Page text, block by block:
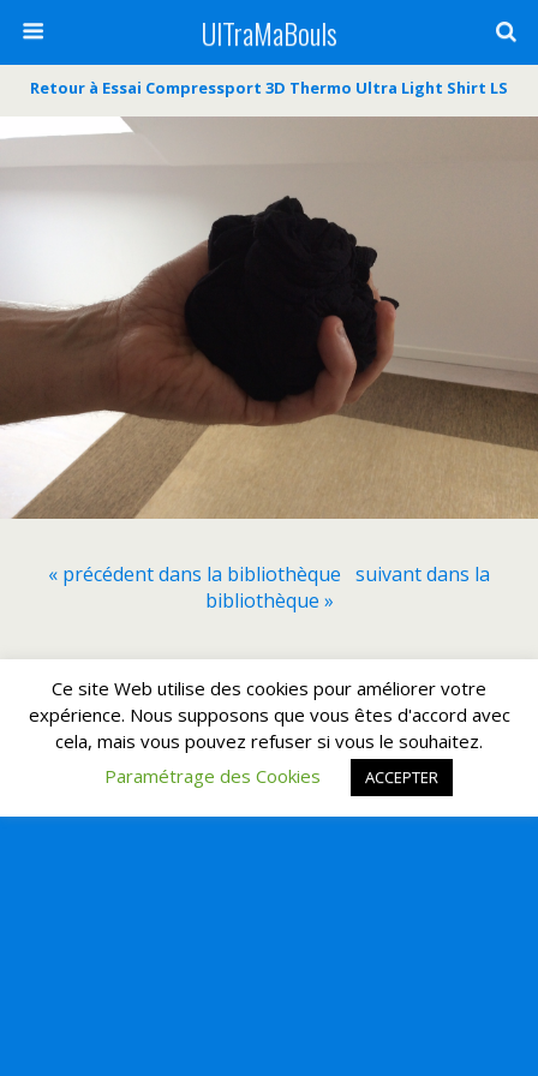
UlTraMaBouls
Retour à Essai Compressport 3D Thermo Ultra Light Shirt LS
« précédent dans la bibliothèque suivant dans la
bibliothèque »
Retour au début
Mobile Bureau
Ce site Web utilise des cookies pour améliorer votre
expérience. Nous supposons que vous êtes d'accord avec
cela, mais vous pouvez refuser si vous le souhaitez.
Paramétrage des Cookies
ACCEPTER